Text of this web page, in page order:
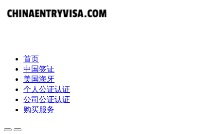
首页
中国签证
美国海牙
个人公证认证
公司公证认证
购买服务